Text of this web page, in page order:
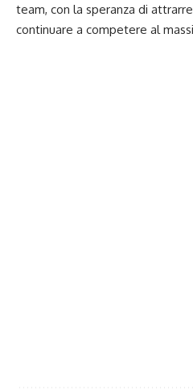
team, con la speranza di
continuare a competere al